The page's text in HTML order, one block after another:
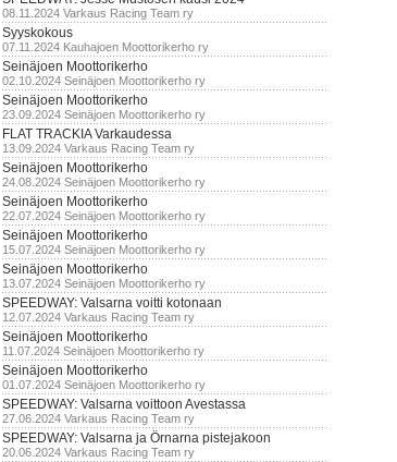
08.11.2024 Varkaus Racing Team ry
Syyskokous
07.11.2024 Kauhajoen Moottorikerho ry
Seinäjoen Moottorikerho
02.10.2024 Seinäjoen Moottorikerho ry
Seinäjoen Moottorikerho
23.09.2024 Seinäjoen Moottorikerho ry
FLAT TRACKIA Varkaudessa
13.09.2024 Varkaus Racing Team ry
Seinäjoen Moottorikerho
24.08.2024 Seinäjoen Moottorikerho ry
Seinäjoen Moottorikerho
22.07.2024 Seinäjoen Moottorikerho ry
Seinäjoen Moottorikerho
15.07.2024 Seinäjoen Moottorikerho ry
Seinäjoen Moottorikerho
13.07.2024 Seinäjoen Moottorikerho ry
SPEEDWAY: Valsarna voitti kotonaan
12.07.2024 Varkaus Racing Team ry
Seinäjoen Moottorikerho
11.07.2024 Seinäjoen Moottorikerho ry
Seinäjoen Moottorikerho
01.07.2024 Seinäjoen Moottorikerho ry
SPEEDWAY: Valsarna voittoon Avestassa
27.06.2024 Varkaus Racing Team ry
SPEEDWAY: Valsarna ja Örnarna pistejakoon
20.06.2024 Varkaus Racing Team ry